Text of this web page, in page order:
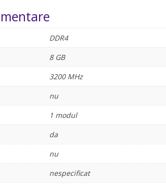
DDR4
8 GB
3200 MHz
nu
1 modul
da
nu
nespecificat